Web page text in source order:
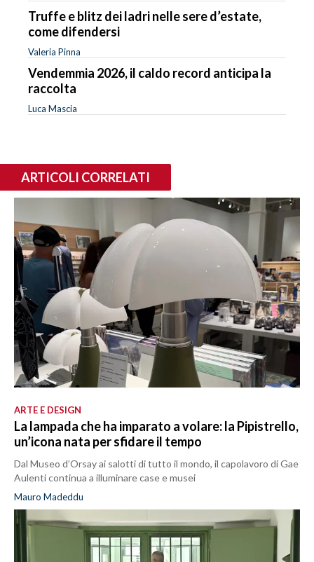
Truffe e blitz dei ladri nelle sere d’estate,
come difendersi
Valeria Pinna
Vendemmia 2026, il caldo record anticipa la
raccolta
Luca Mascia
ARTICOLI CORRELATI
ARTE E DESIGN
La lampada che ha imparato a volare: la Pipistrello,
un’icona nata per sfidare il tempo
Dal Museo d’Orsay ai salotti di tutto il mondo, il capolavoro di Gae
Aulenti continua a illuminare case e musei
Mauro Madeddu